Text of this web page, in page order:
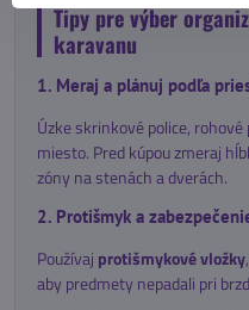
Tipy pre výber
karavanu
1. Meraj a plánuj podľa
Úzke skrinkové police, rohové
miesto. Pred kúpou zmeraj
zóny na stenách a dverách.
2. Protišmyk a
Používaj protišmykové vložky
aby predmety nepadali pri